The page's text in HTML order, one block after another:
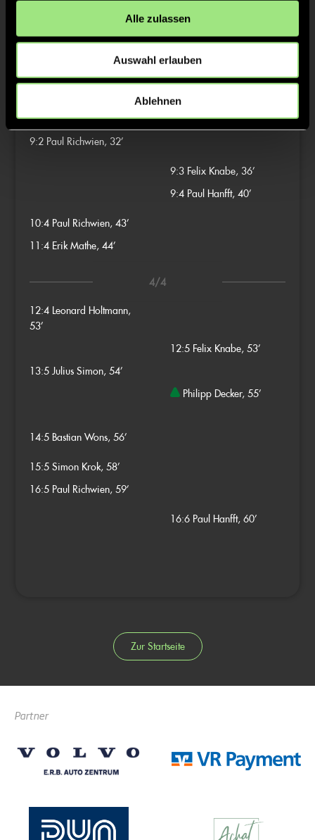
Alle zulassen
Auswahl erlauben
Ablehnen
8:1 Emil Hoyer, 27’
8:2 Karl Hanfft, 29’
9:2 Paul Richwien, 32’
9:3 Felix Knabe, 36’
9:4 Paul Hanfft, 40’
10:4 Paul Richwien, 43’
11:4 Erik Mathe, 44’
4/4
12:4 Leonard Holtmann,
53’
12:5 Felix Knabe, 53’
13:5 Julius Simon, 54’
Philipp Decker, 55’
14:5 Bastian Wons, 56’
15:5 Simon Krok, 58’
16:5 Paul Richwien, 59’
16:6 Paul Hanfft, 60’
Zur Startseite
Partner